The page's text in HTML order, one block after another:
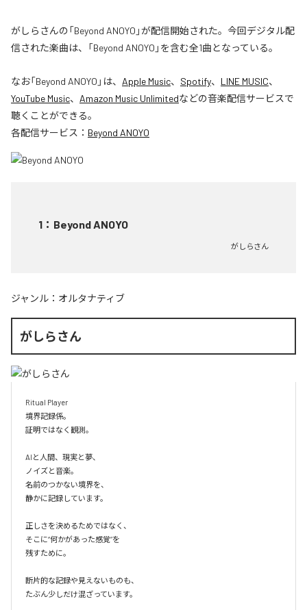
がしらさんの「Beyond ANOYO」が配信開始された。今回デジタル配
信された楽曲は、「Beyond ANOYO」を含む全1曲となっている。
なお「Beyond ANOYO 」は、 Apple Music、 Spotify、 LINE MUSIC、
YouTube Music、 Amazon Music Unlimitedなどの音楽配信サービスで
聴くことができる。
各配信サービス： Beyond ANOYO
1 ： Beyond ANOYO
がしらさん
ジャンル： オルタナティブ
がしらさん
Ritual Player
境界記録係。
証明ではなく観測。
AIと人間、現実と夢、
ノイズと音楽。
名前のつかない境界を、
静かに記録しています。
正しさを決めるためではなく、
そこに“何かがあった感覚”を
残すために。
断片的な記録や見えないものも、
たぶん少しだけ混ざっています。